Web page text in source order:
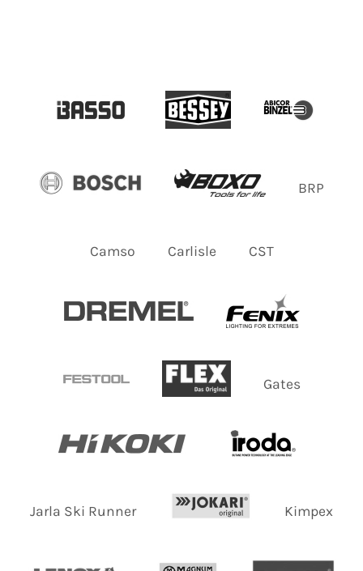
BRP
Camso Carlisle CST
Gates
Jarla Ski Runner Kimpex